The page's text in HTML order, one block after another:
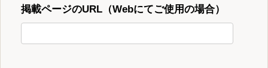
掲載ページのURL（Webにてご使用の場合）